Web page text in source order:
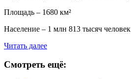
Площадь – 1680 км²
Население – 1 млн 813 тысяч человек
Читать далее
Смотреть ещё: